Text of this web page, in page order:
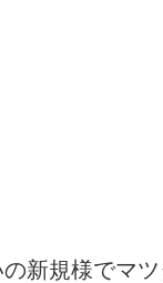
新規様でマ